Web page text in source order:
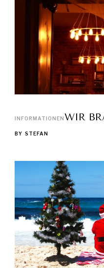
INFORMATIONENWIR
BY STEFAN